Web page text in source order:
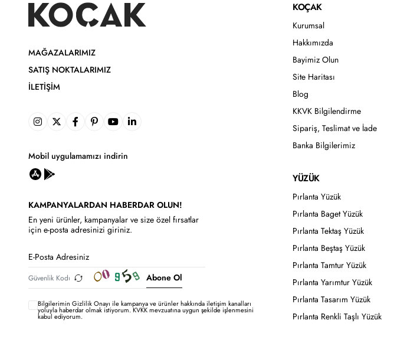
MAĞAZALARIMIZ
SATIŞ NOKTALARIMIZ
İLETIŞIM
Mobil uygulamamızı indirin
KAMPANYALARDAN HABERDAR OLUN!
En yeni ürünler, kampanyalar ve size özel fırsatlar
için e-posta adresinizi giriniz.
Abone Ol
Bilgilerimin Gizlilik Onayı ile kampanya ve ürünler hakkında iletişim kanalları
yoluyla haberdar olmak istiyorum.KVKK mevzuatına uygun şekilde işlenmesini
kabul ediyorum.
KOÇAK
Kurumsal
Hakkımızda
Bayimiz Olun
Site Haritası
Blog
KKVK Bilgilendirme
Sipariş, Teslimat ve İade
Banka Bilgilerimiz
YÜZÜK
Pırlanta Yüzük
Pırlanta Baget Yüzük
Pırlanta Tektaş Yüzük
Pırlanta Beştaş Yüzük
Pırlanta Tamtur Yüzük
Pırlanta Yarımtur Yüzük
Pırlanta Tasarım Yüzük
Pırlanta Renkli Taşlı Yüzük